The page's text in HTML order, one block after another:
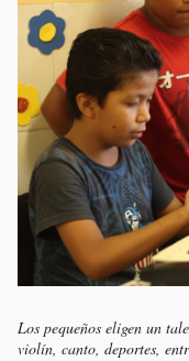
Los pequeños eligen un
violín, canto, deportes,